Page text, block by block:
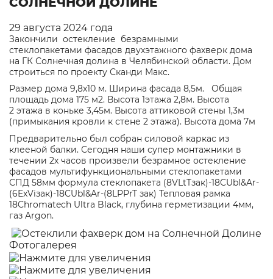
29 августа 2024 года
Закончили остекление безрамными
стеклопакетами фасадов двухэтажного фахверк дома
на ГК Солнечная долина в Челябинской области. Дом
строиться по проекту Сканди Макс.
Размер дома 9,8х10 м. Ширина фасада 8,5м. Общая
площадь дома 175 м2. Высота 1этажа 2,8м. Высота
2 этажа в коньке 3,45м. Высота аттиковой стены 1,3м
(примыкания кровли к стене 2 этажа). Высота дома 7м
Предварительно был собран силовой каркас из
клееной балки. Сегодня наши супер монтажники в
течении 2х часов произвели безрамное остекление
фасадов мультифункциональными стеклопакетами
СПД 58мм формула стеклопакета (8VLtTзак)-18CUbl&Ar-
(6ExViзак)-18CUbl&Ar-(8LPPrT зак) Тепловая рамка
18Chromatech Ultra Black, глубина герметизации 4мм,
газ Argon.
Фотогалерея